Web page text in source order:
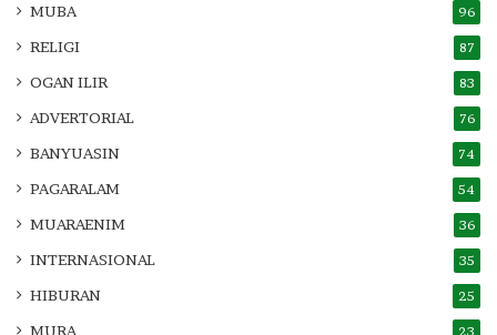
MUBA 96
RELIGI 87
OGAN ILIR 83
ADVERTORIAL 76
BANYUASIN 74
PAGARALAM 54
MUARAENIM 36
INTERNASIONAL 35
HIBURAN 25
MURA 23